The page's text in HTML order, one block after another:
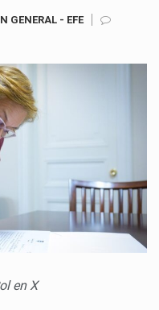
GENERAL - EFE
en X